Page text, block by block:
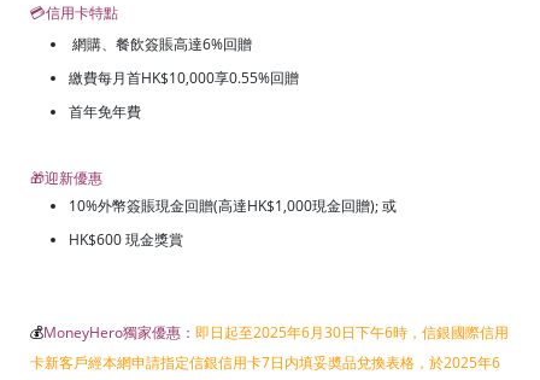
💳信用卡特點
網購、餐飲簽賬高達6%回贈
繳費每月首HK$10,000享0.55%回贈
首年免年費
🎁迎新優惠
10%外幣簽賬現金回贈(高達HK$1,000現金回贈); 或
HK$600 現金獎賞
💰MoneyHero獨家優惠： 即日起至2025年6月30日下午6時，信銀國際信用
卡新客戶經本網申請指定信銀信用卡7日内填妥奬品兌換表格，於2025年6